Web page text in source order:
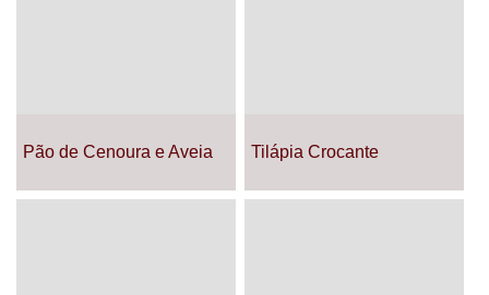
Pão de Cenoura e Aveia Tilápia Crocante